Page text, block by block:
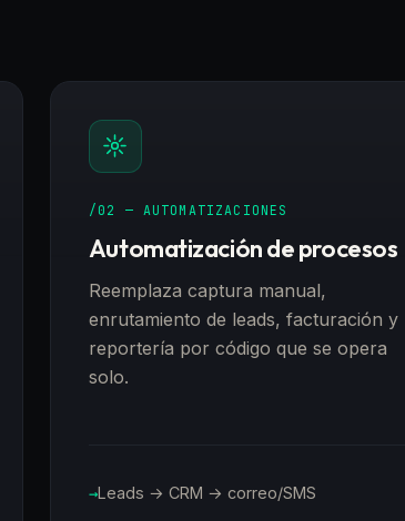
/02 — AUTOMATIZACIONES
Automatización de procesos
Reemplaza captura manual,
enrutamiento de leads, facturación y
reportería por código que se opera
solo.
Leads → CRM → correo/SMS